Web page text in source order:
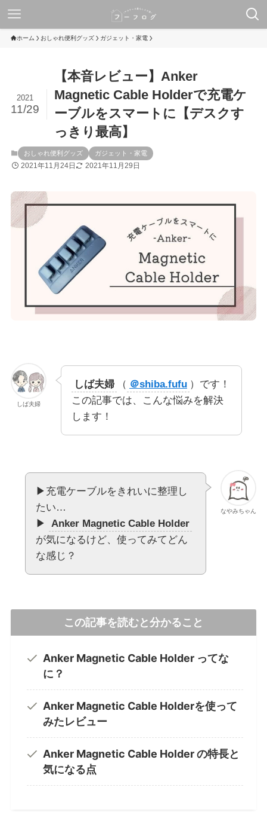
ホーム おしゃれ便利グッズ ガジェット・家電
【本音レビュー】Anker
Magnetic Cable Holderで充電ケ
ーブルをスマートに【デスクす
っきり最高】
2021
11/29
おしゃれ便利グッズ ガジェット・家電
2021年11月24日 2021年11月29日
しば夫婦
しば夫婦 （ ＠shiba.fufu ）です！
この記事では、こんな悩みを解決
します！
なやみちゃん
▶︎充電ケーブルをきれいに整理し
たい…
▶︎
Anker Magnetic Cable Holder
が気になるけど、使ってみてどん
な感じ？
この記事を読むと分かること
Anker Magnetic Cable Holder ってな
に？
Anker Magnetic Cable Holderを使って
みたレビュー
Anker Magnetic Cable Holder の特長と
気になる点